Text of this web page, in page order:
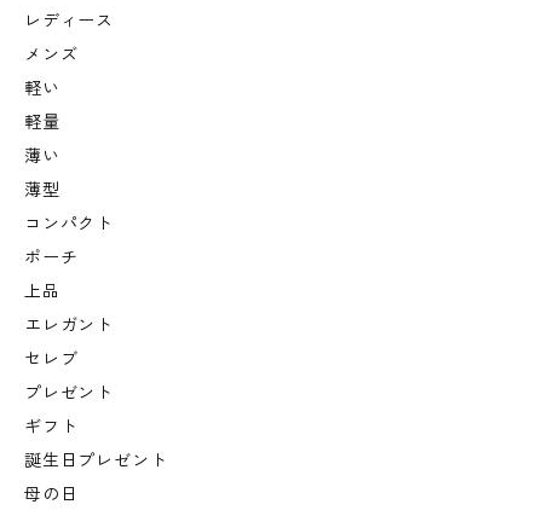
レディース
メンズ
軽い
軽量
薄い
薄型
コンパクト
ポーチ
上品
エレガント
セレブ
プレゼント
ギフト
誕生日プレゼント
母の日